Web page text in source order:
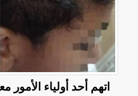
اتهم أحد أولياء الأمور